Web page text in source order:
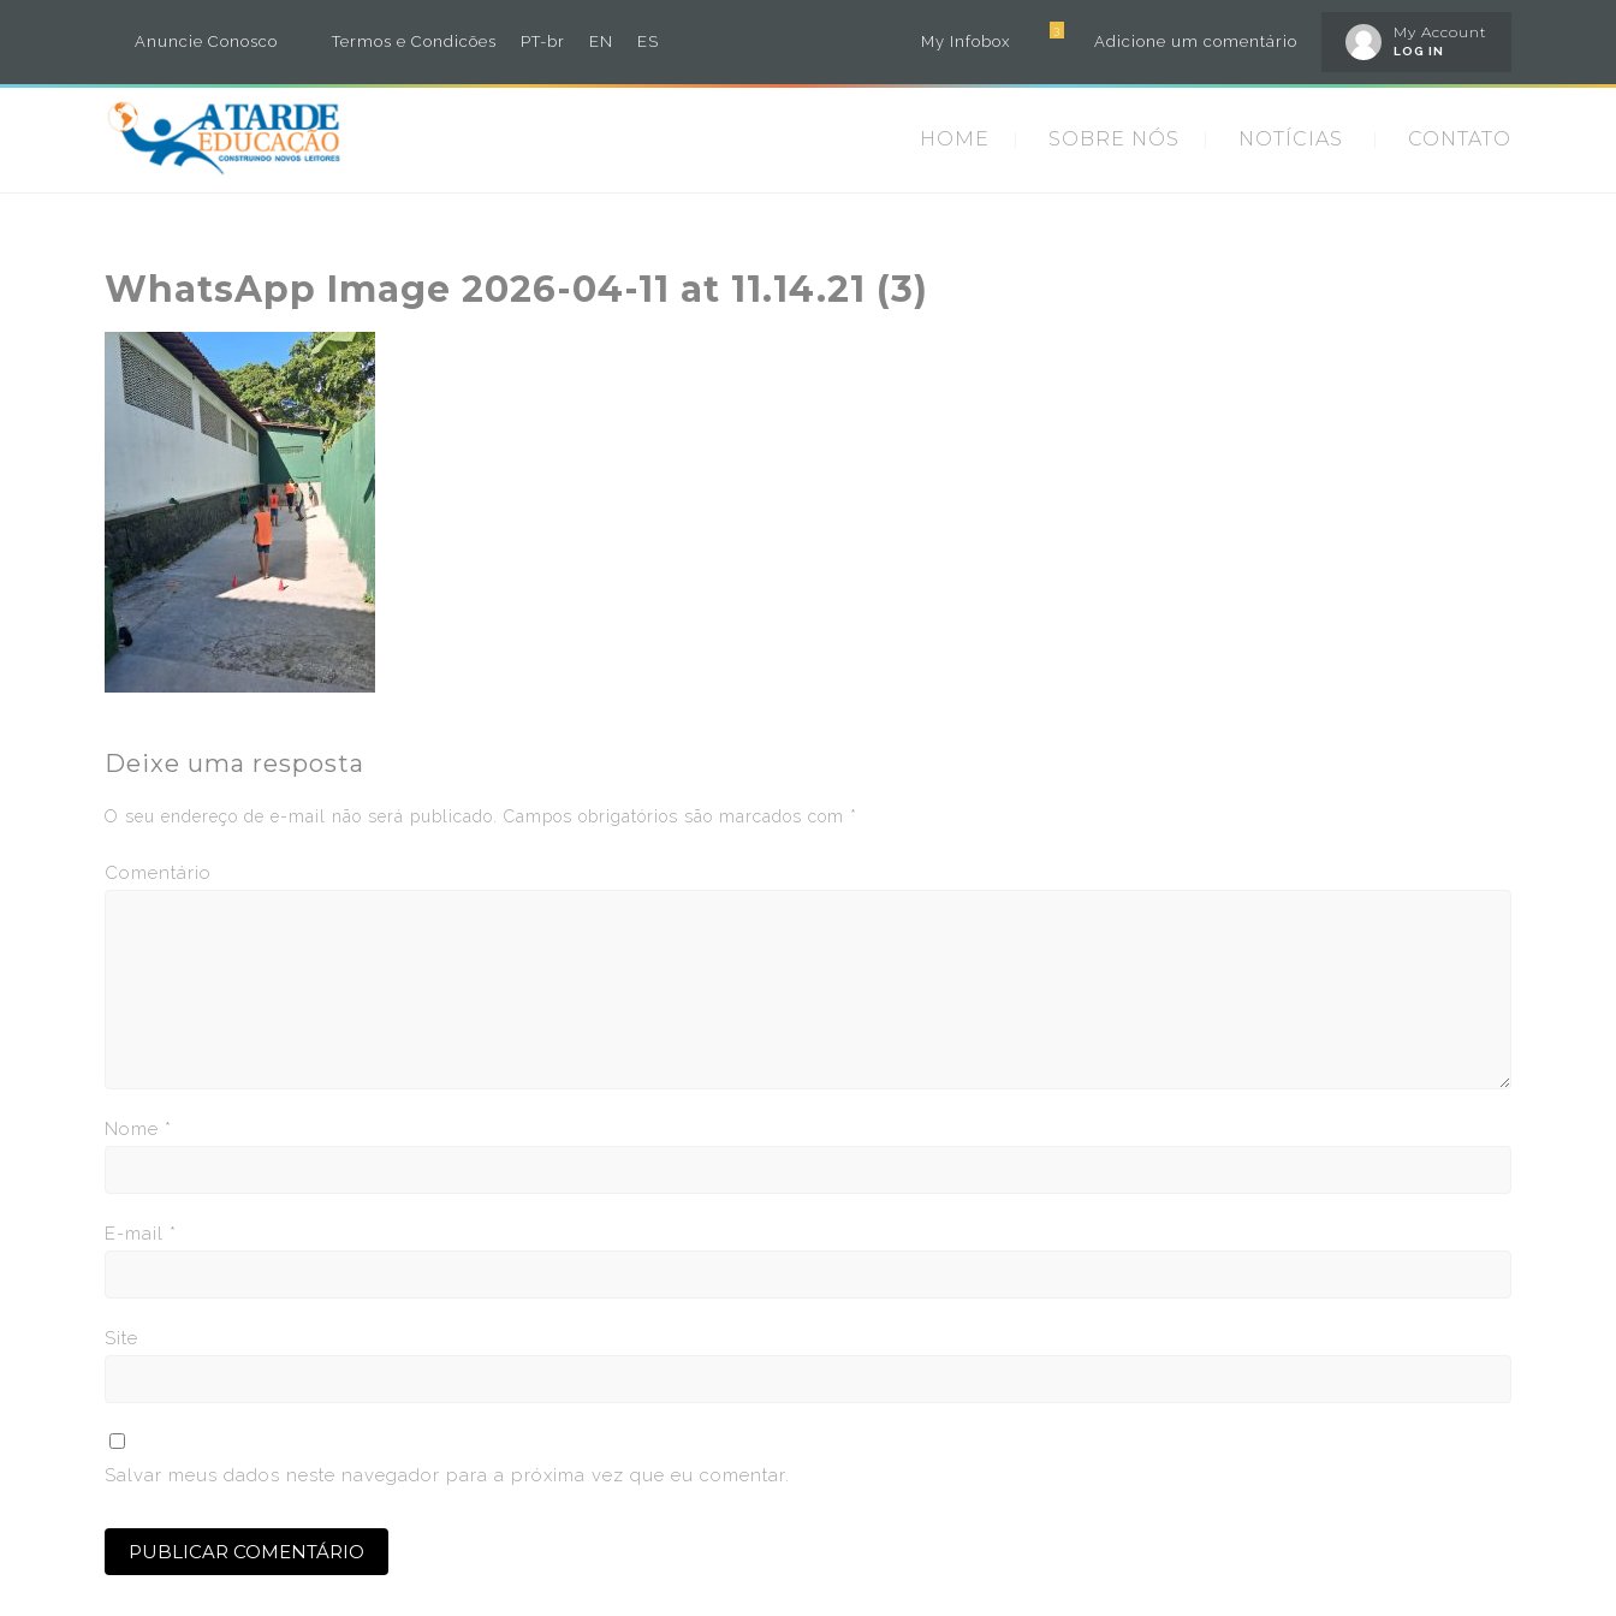
Anuncie Conosco Termos e Condicões PT-br EN ES
My Account
LOG IN
Adicione um comentário
3
My Infobox
HOME SOBRE NÓS NOTÍCIAS CONTATO
WhatsApp Image 2026-04-11 at 11.14.21 (3)
Deixe uma resposta
O seu endereço de e-mail não será publicado. Campos obrigatórios são marcados com *
Comentário
Nome *
E-mail *
Site
Salvar meus dados neste navegador para a próxima vez que eu comentar.